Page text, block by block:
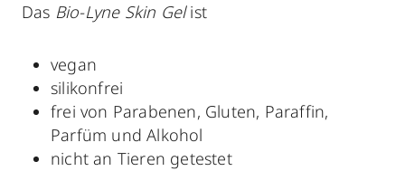
Das Bio-Lyne Skin Gelist
vegan
silikonfrei
frei von Parabenen, Gluten, Paraffin,
Parfüm und Alkohol
nicht an Tieren getestet